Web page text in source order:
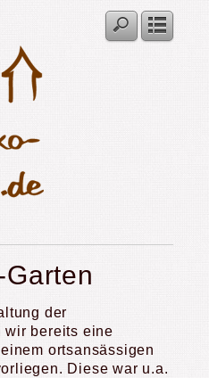
der
wir bereits eine
ortsansässigen
Diese war u.a.